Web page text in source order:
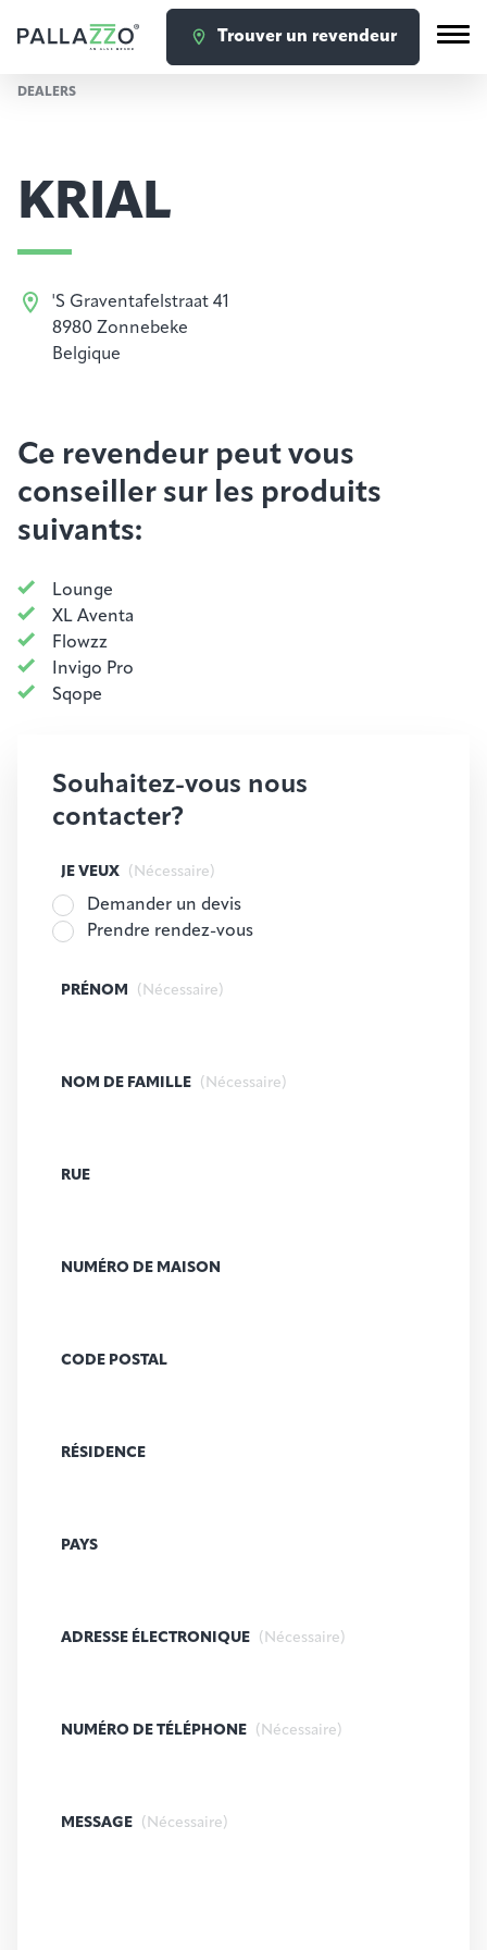
Trouver un revendeur
DEALERS
KRIAL
'S Graventafelstraat 41
8980 Zonnebeke
Belgique
Ce revendeur peut vous
conseiller sur les produits
suivants:
Lounge
XL Aventa
Flowzz
Invigo Pro
Sqope
Souhaitez-vous nous
contacter?
JE VEUX (Nécessaire)
Demander un devis
Prendre rendez-vous
PRÉNOM (Nécessaire)
NOM DE FAMILLE (Nécessaire)
RUE
NUMÉRO DE MAISON
CODE POSTAL
RÉSIDENCE
PAYS
ADRESSE ÉLECTRONIQUE (Nécessaire)
NUMÉRO DE TÉLÉPHONE (Nécessaire)
MESSAGE (Nécessaire)